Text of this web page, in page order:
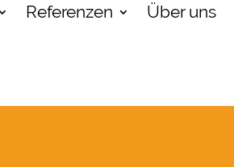
Referenzen Über uns